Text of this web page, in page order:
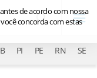
PI PE RN SE
de acordo com nossa
concorda com estas